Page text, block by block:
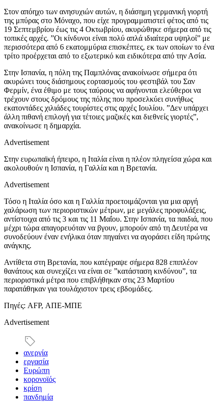
Στον απόηχο των ανησυχιών αυτών, η διάσημη γερμανική γιορτή
της μπύρας στο Μόναχο, που είχε προγραμματιστεί φέτος από τις
19 Σεπτεμβρίου έως τις 4 Οκτωβρίου, ακυρώθηκε σήμερα από τις
τοπικές αρχές. ”Οι κίνδυνοι είναι πολύ απλά ιδιαίτερα υψηλοί” με
περισσότερα από 6 εκατομμύρια επισκέπτες, εκ των οποίων το ένα
τρίτο προέρχεται από το εξωτερικό και ειδικότερα από την Ασία.
Στην Ισπανία, η πόλη της Παμπλόνας ανακοίνωσε σήμερα ότι
ακυρώνει τους διάσημους εορτασμούς του φεστιβάλ του Σαν
Φερμίν, ένα έθιμο με τους ταύρους να αφήνονται ελεύθεροι να
τρέχουν στους δρόμους της πόλης που προσελκύει συνήθως
εκατοντάδες χιλιάδες τουρίστες στις αρχές Ιουλίου. ”Δεν υπάρχει
άλλη πιθανή επιλογή για τέτοιες μαζικές και διεθνείς γιορτές”,
ανακοίνωσε η δημαρχία.
Advertisement
Στην ευρωπαϊκή ήπειρο, η Ιταλία είναι η πλέον πληγείσα χώρα και
ακολουθούν η Ισπανία, η Γαλλία και η Βρετανία.
Advertisement
Τόσο η Ιταλία όσο και η Γαλλία προετοιμάζονται για μια αργή
χαλάρωση των περιοριστικών μέτρων, με μεγάλες προφυλάξεις,
αντίστοιχα από τις 3 και τις 11 Μαΐου. Στην Ισπανία, τα παιδιά, που
μέχρι τώρα απαγορευόταν να βγουν, μπορούν από τη Δευτέρα να
συνοδεύουν έναν ενήλικα όταν πηγαίνει να αγοράσει είδη πρώτης
ανάγκης.
Αντίθετα στη Βρετανία, που κατέγραψε σήμερα 828 επιπλέον
θανάτους και συνεχίζει να είναι σε ”κατάσταση κινδύνου”, τα
περιοριστικά μέτρα που επιβλήθηκαν στις 23 Μαρτίου
παρατάθηκαν για τουλάχιστον τρεις εβδομάδες.
Πηγές: AFP, ΑΠΕ-ΜΠΕ
Advertisement
ανεργία
εργασία
Ευρώπη
κορονοϊός
κρίση
πανδημία